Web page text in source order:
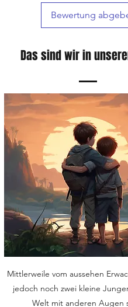
Bewertung
Das sind wir in
Mittlerweile vom aussehen
jedoch noch zwei kleine
Welt mit anderen Augen